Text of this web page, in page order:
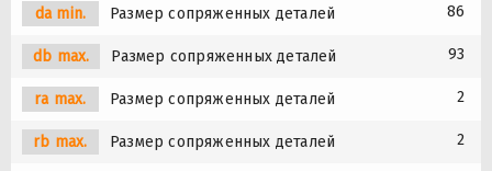
da min. Размер сопряженных деталей 86
db max. Размер сопряженных деталей 93
ra max. Размер сопряженных деталей 2
rb max. Размер сопряженных деталей 2